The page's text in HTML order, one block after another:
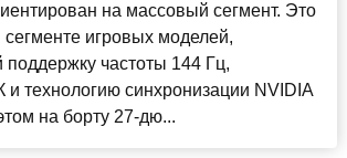
на массовый сегмент. Это
игровых моделей,
частоты 144 Гц,
и технологию синхронизации NVIDIA
на борту 27-дю...